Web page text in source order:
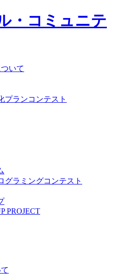
いて
プランコンテスト
グラミングコンテスト
PROJECT